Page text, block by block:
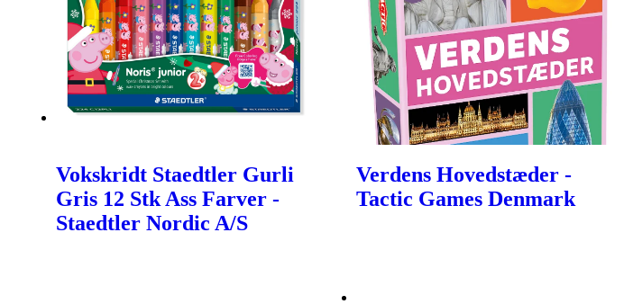
Vokskridt Staedtler Gurli
Gris 12 Stk Ass Farver -
Staedtler Nordic A/S
Verdens Hovedstæder -
Tactic Games Denmark